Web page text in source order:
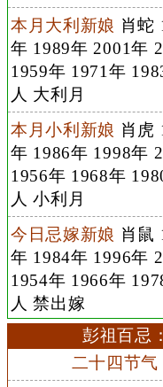
本月大利新娘 肖蛇
年 1989年 2001年
1959年 1971年
人 大利月
本月小利新娘 肖虎
年 1986年 1998年
1956年 1968年
人 小利月
今日忌嫁新娘 肖鼠
年 1984年 1996年
1954年 1966年
人 禁出嫁
彭祖百忌
二十四节